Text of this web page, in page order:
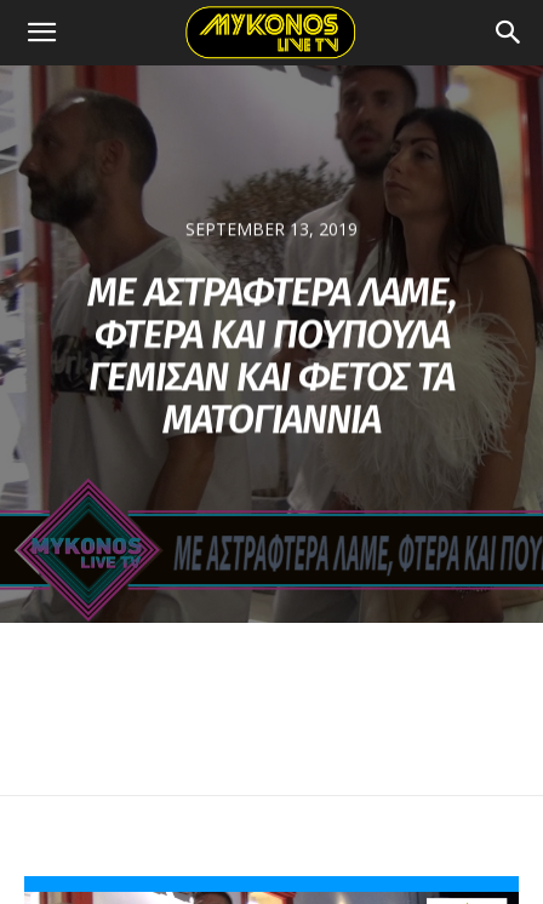
SEPTEMBER 13, 2019
ΜΕ ΑΣΤΡΑΦΤΕΡΑ ΛΑΜΕ,
ΦΤΕΡΑ ΚΑΙ ΠΟΥΠΟΥΛΑ
ΓΕΜΙΣAN ΚΑΙ ΦΕΤΟΣ ΤΑ
ΜΑΤΟΓΙΑΝΝΙΑ